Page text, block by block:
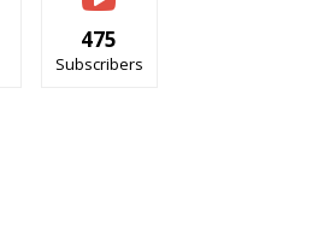
475
Subscribers